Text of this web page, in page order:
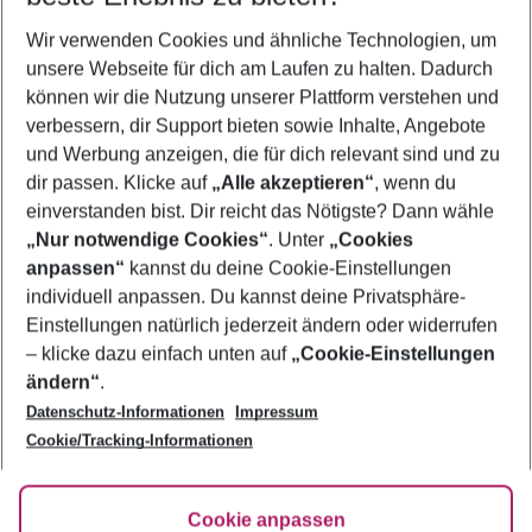
2 Erwachsene Keine Kinder
Mehr Filter anzeigen
Footer
Footer navigation
Über uns
AGB
Bestpreisgarantie
Cookie-Einstellungen ändern
Cookie-Richtlinie
Agenturbetreuung
Barrierefreies Reisen
FAQ
HanseMerkur Reiseversicherung
Folge uns
Wir verwenden Cookies und ähnliche Technologien, um
unsere Webseite für dich am Laufen zu halten. Dadurch
können wir die Nutzung unserer Plattform verstehen und
verbessern, dir Support bieten sowie Inhalte, Angebote
und Werbung anzeigen, die für dich relevant sind und zu
dir passen. Klicke auf „Alle akzeptieren“, wenn du
einverstanden bist. Dir reicht das Nötigste? Dann wähle
„Nur notwendige Cookies“. Unter „Cookies
anpassen“ kannst du deine Cookie-Einstellungen
individuell anpassen. Du kannst deine Privatsphäre-
Einstellungen natürlich jederzeit ändern oder widerrufen
– klicke dazu einfach unten auf „Cookie-Einstellungen
ändern“.
Datenschutz-Informationen
Impressum
Cookie/Tracking-Informationen
Cookie anpassen